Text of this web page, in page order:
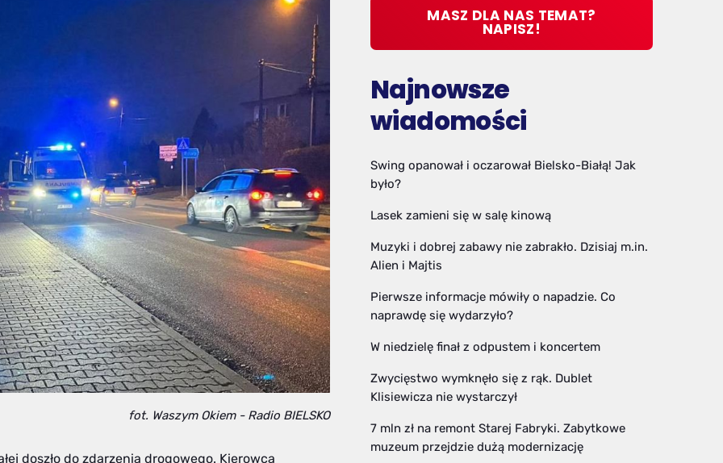
fot. Waszym Okiem - Radio BIELSKO
doszło do zdarzenia drogowego. Kierowca
MASZ DLA NAS TEMAT?
NAPISZ!
Najnowsze
wiadomości
Swing opanował i oczarował Bielsko-Białą! Jak
było?
Lasek zamieni się w salę kinową
Muzyki i dobrej zabawy nie zabrakło. Dzisiaj m.in.
Alien i Majtis
Pierwsze informacje mówiły o napadzie. Co
naprawdę się wydarzyło?
W niedzielę finał z odpustem i koncertem
Zwycięstwo wymknęło się z rąk. Dublet
Klisiewicza nie wystarczył
7 mln zł na remont Starej Fabryki. Zabytkowe
muzeum przejdzie dużą modernizację